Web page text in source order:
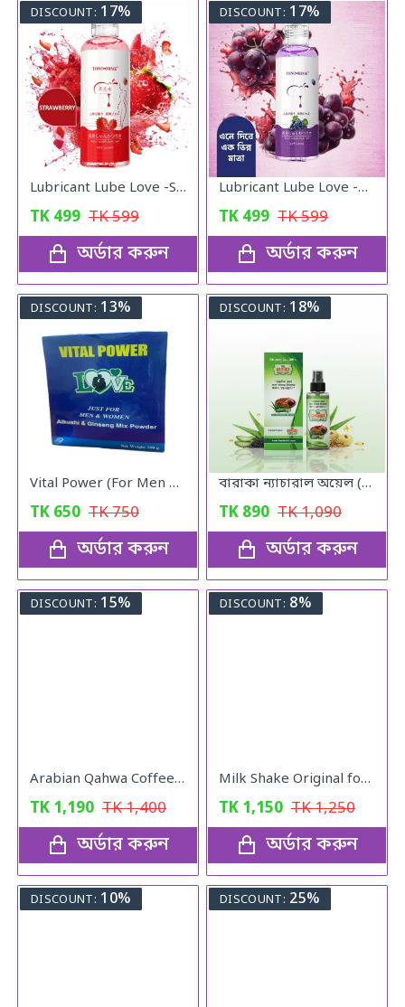
DISCOUNT: 17%
Lubricant Lube Love -Stroberry Gel
TK 499 TK599
অর্ডার করুন
DISCOUNT: 17%
Lubricant Lube Love -Blueberry Gel
TK 499 TK599
অর্ডার করুন
DISCOUNT: 13%
Vital Power (For Men & Woman)
TK 650 TK750
অর্ডার করুন
DISCOUNT: 18%
বারাকা ন্যাচারাল অয়েল (Baraka Natural oil) – 120 মিলি
TK 890 TK1,090
অর্ডার করুন
DISCOUNT: 15%
Arabian Qahwa Coffee – অরিজিনাল আরবীয় কফি
TK 1,190 TK1,400
অর্ডার করুন
DISCOUNT: 8%
Milk Shake Original for Healthy Weight
TK 1,150 TK1,250
অর্ডার করুন
DISCOUNT: 10% DISCOUNT: 25%